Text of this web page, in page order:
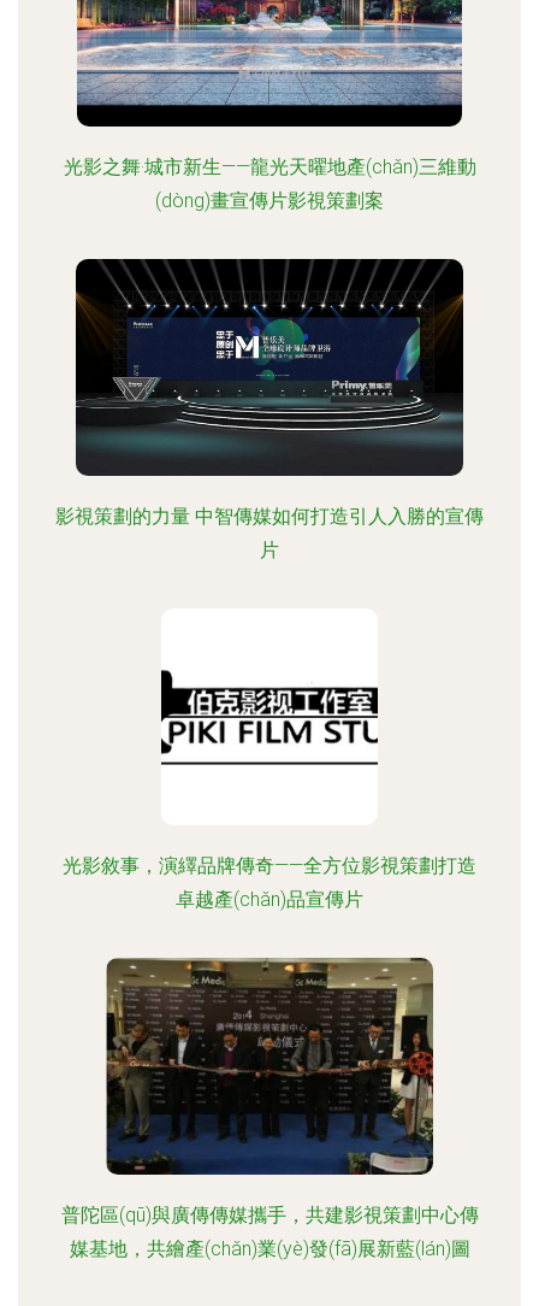
光影之舞·城市新生——龍光天曜地產(chǎn)三維動
(dòng)畫宣傳片影視策劃案
影視策劃的力量 中智傳媒如何打造引人入勝的宣傳
片
光影敘事，演繹品牌傳奇——全方位影視策劃打造
卓越產(chǎn)品宣傳片
普陀區(qū)與廣傳傳媒攜手，共建影視策劃中心傳
媒基地，共繪產(chǎn)業(yè)發(fā)展新藍(lán)圖